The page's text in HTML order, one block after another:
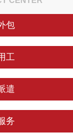
包
工
遣
务